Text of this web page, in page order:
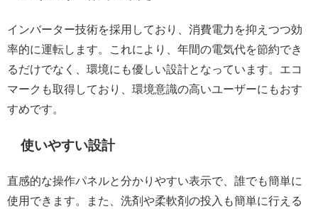
インバーター技術を採用しており、消費電力を抑えつつ効
率的に運転します。これにより、年間の電気代を節約でき
るだけでなく、環境にも優しい設計となっています。エコ
マークも取得しており、環境意識の高いユーザーにもおす
すめです。
使いやすい設計
直感的な操作パネルと分かりやすい表示で、誰でも簡単に
使用できます。また、洗剤や柔軟剤の投入も簡単に行える